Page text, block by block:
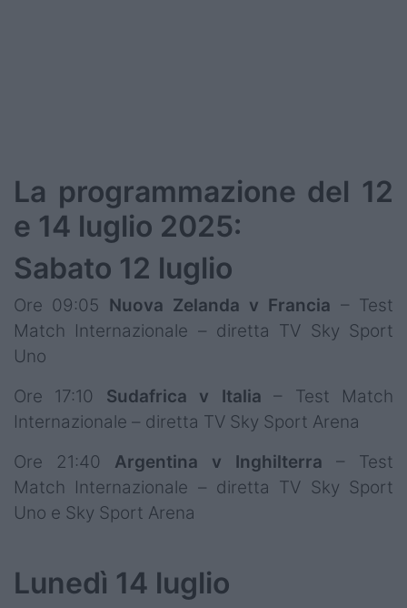
La programmazione del 12
e 14 luglio 2025:
Sabato 12 luglio
Ore 09:05 Nuova Zelanda v Francia – Test
Match Internazionale – diretta TV Sky Sport
Uno
Ore 17:10 Sudafrica v Italia – Test Match
Internazionale – diretta TV Sky Sport Arena
Ore 21:40 Argentina v Inghilterra – Test
Match Internazionale – diretta TV Sky Sport
Uno e Sky Sport Arena
Lunedì 14 luglio